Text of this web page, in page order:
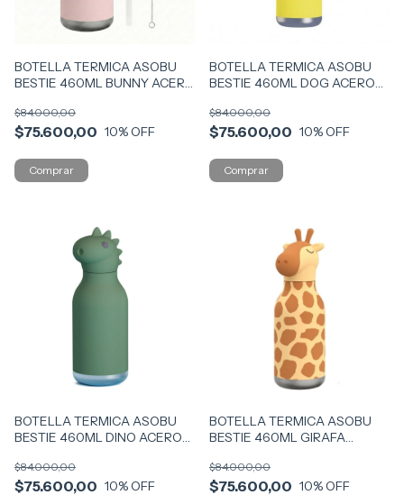
BOTELLA TERMICA ASOBU
BESTIE 460ML BUNNY ACERO
$75.600,00
$84.000,00
10% OFF
BOTELLA TERMICA ASOBU
BESTIE 460ML DOG ACERO
$75.600,00
$84.000,00
10% OFF
BOTELLA TERMICA ASOBU
BESTIE 460ML DINO ACERO
$75.600,00
$84.000,00
10% OFF
BOTELLA TERMICA ASOBU
BESTIE 460ML GIRAFA
$75.600,00
$84.000,00
10% OFF